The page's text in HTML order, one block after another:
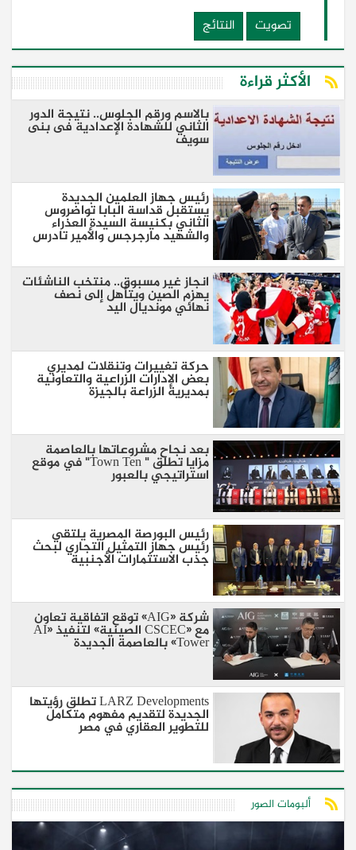
تصويت
النتائج
الأكثر قراءة
بالاسم ورقم الجلوس.. نتيجة الدور
الثاني للشهادة الإعدادية فى بنى
سويف
رئيس جهاز العلمين الجديدة
يستقبل قداسة البابا تواضروس
الثاني بكنيسة السيدة العذراء
والشهيد مارجرجس والأمير تادرس
انجاز غير مسبوق.. منتخب الناشئات
يهزم الصين ويتأهل إلى نصف
نهائي مونديال اليد
حركة تغييرات وتنقلات لمديري
بعض الإدارات الزراعية والتعاونية
بمديرية الزراعة بالجيزة
بعد نجاح مشروعاتها بالعاصمة
مزايا تطلق " Town Ten" في موقع
استراتيجي بالعبور
رئيس البورصة المصرية يلتقي
رئيس جهاز التمثيل التجاري لبحث
جذب الاستثمارات الأجنبية
شركة «AIG» توقع اتفاقية تعاون
مع «CSCEC الصينية» لتنفيذ «AI
Tower» بالعاصمة الجديدة
LARZ Developments تطلق رؤيتها
الجديدة لتقديم مفهوم متكامل
للتطوير العقاري في مصر
ألبومات الصور